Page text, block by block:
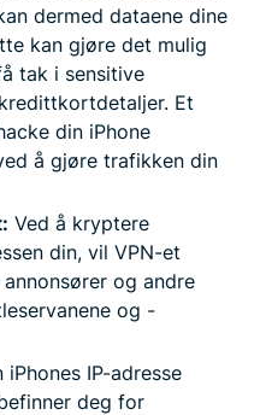
dermed dataene dine
kan gjøre det mulig
tak i sensitive
Et
din iPhone
å gjøre trafikken din
Ved å kryptere
din, vil VPN-et
og andre
og -
iPhones IP-adresse
deg for